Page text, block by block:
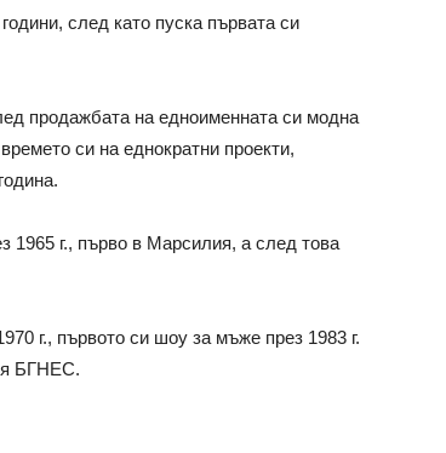
след като пуска първата си
продажбата на едноименната си модна
си на еднократни проекти,
1965 г., първо в Марсилия, а след това
г., първото си шоу за мъже през 1983 г.
БГНЕС.